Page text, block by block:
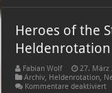
Heroes of the
Heldenrotation
Fabian Wolf
27. März
Archiv, Heldenrotation,
Kommentare deaktiviertfür